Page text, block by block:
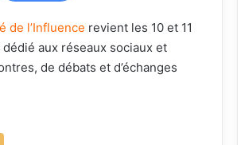
de l’Influence revient les 10 et 11
aux réseaux sociaux et
de débats et d’échanges